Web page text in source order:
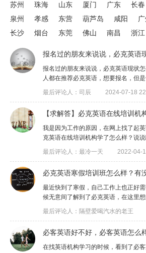
苏州
珠海 山东 厦门 广东 长春
泉州
孝感 东营 葫芦岛 咸阳 广
长沙
烟台 东莞 佛山 南昌 浙江
报名过的朋友来说说，必克英语
报名过的朋友来说说，必克英语现状
人都在推荐必克英语，想要报名，但
最后评论人：司辰
2024-07-18
【求解答】必克英语在线培训
我是因为工作的原因，在网上找了起
克英语在线培训机构学了怎么样？说
最后评论人：最冷一天
2022-04-
必克英语寒假培训班怎么样？有
最近快到了寒假，自己工作上也正好
候无意间了解到了必克英语，在这里
最后评论人：隔壁爱喝汽水的老王
必客英语好不好，必客英语怎么
在找英语机构学习的时候，看到了必